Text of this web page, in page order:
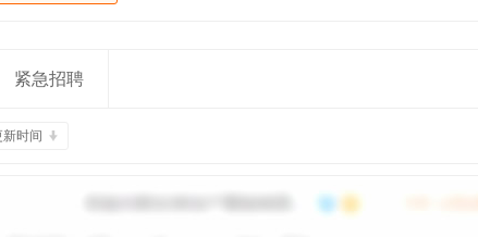
紧急招聘
新时间